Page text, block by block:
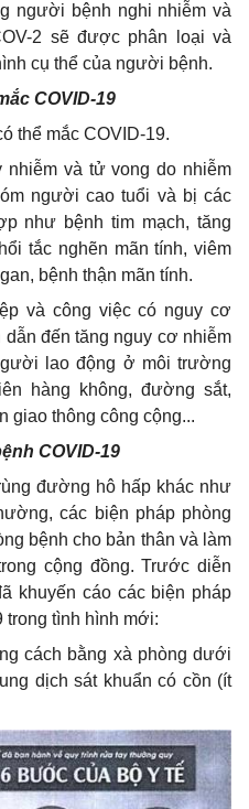
người bệnh nghi nhiễm và
2 sẽ được phân loại và
cụ thể của người bệnh.
COVID-19
thể mắc COVID-19.
và tử vong do nhiễm
người cao tuổi và bị các
như bệnh tim mạch, tăng
tắc nghẽn mãn tính, viêm
bệnh thận mãn tính.
và công việc có nguy cơ
đến tăng nguy cơ nhiễm
lao động ở môi trường
hàng không, đường sắt,
giao thông công cộng...
COVID-19
đường hô hấp khác như
các biện pháp phòng
bệnh cho bản thân và làm
cộng đồng. Trước diễn
khuyến cáo các biện pháp
trong tình hình mới:
cách bằng xà phòng dưới
dịch sát khuẩn có cồn (ít